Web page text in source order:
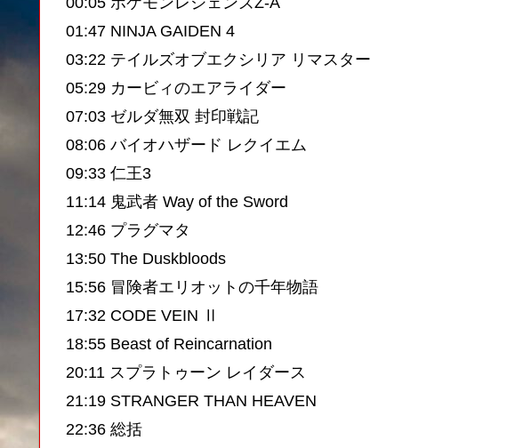
01:47 NINJA GAIDEN 4
03:22 テイルズオブエクシリア リマスター
05:29 カービィのエアライダー
07:03 ゼルダ無双 封印戦記
08:06 バイオハザード レクイエム
09:33 仁王3
11:14 鬼武者 Way of the Sword
12:46 プラグマタ
13:50 The Duskbloods
15:56 冒険者エリオットの千年物語
17:32 CODE VEIN Ⅱ
18:55 Beast of Reincarnation
20:11 スプラトゥーン レイダース
21:19 STRANGER THAN HEAVEN
22:36 総括